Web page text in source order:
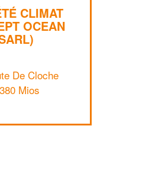
CLIMAT
OCEAN
De Cloche
Mios
En savoir plus